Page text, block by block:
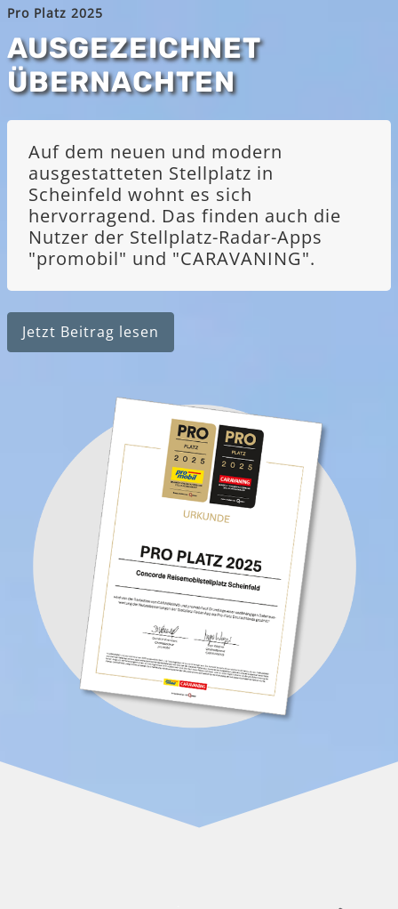
Pro Platz 2025
AUSGEZEICHNET
ÜBERNACHTEN
Auf dem neuen und modern
ausgestatteten Stellplatz in
Scheinfeld wohnt es sich
hervorragend. Das finden auch die
Nutzer der Stellplatz-Radar-Apps
"promobil" und "CARAVANING".
Jetzt Beitrag lesen